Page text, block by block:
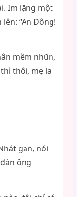
Im lặng một
“An Đông!
mềm nhũn,
thôi, mẹ la
gan, nói
ông